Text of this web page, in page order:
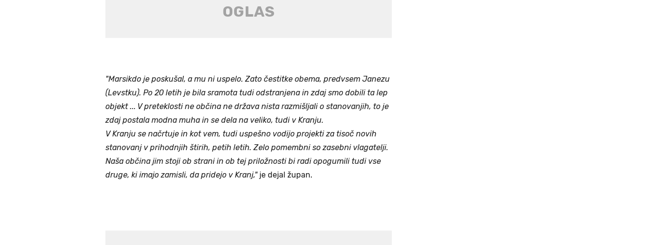
"Marsikdo je poskušal, a mu ni uspelo. Zato čestitke obema, predvsem Janezu
(Levstku). Po 20 letih je bila sramota tudi odstranjena in zdaj smo dobili ta lep
objekt ... V preteklosti ne občina ne država nista razmišljali o stanovanjih, to je
zdaj postala modna muha in se dela na veliko, tudi v Kranju.
V Kranju se načrtuje in kot vem, tudi uspešno vodijo projekti za tisoč novih
stanovanj v prihodnjih štirih, petih letih. Zelo pomembni so zasebni vlagatelji.
Naša občina jim stoji ob strani in ob tej priložnosti bi radi opogumili tudi vse
druge, ki imajo zamisli, da pridejo v Kranj,"je dejal župan.